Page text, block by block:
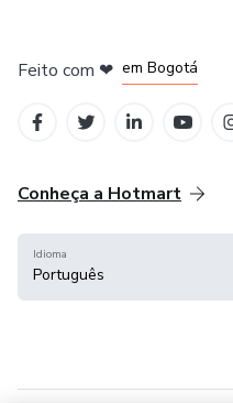
Feito com ❤ em Bogotá
Conheça a Hotmart
Idioma
Português